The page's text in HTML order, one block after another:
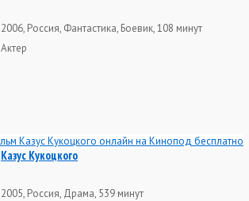
2006, Россия, Фантастика, Боевик, 108 минут
Актер
Казус Кукоцкого
2005, Россия, Драма, 539 минут